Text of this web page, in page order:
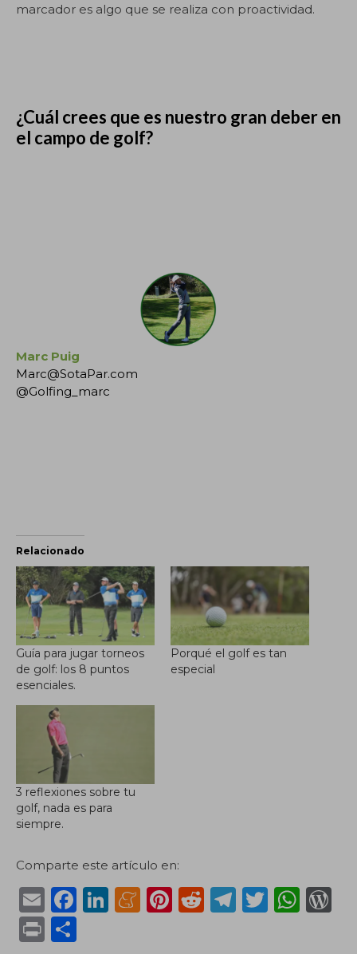
marcador es algo que se realiza con proactividad.
¿Cuál crees que es nuestro gran deber en
el campo de golf?
Marc Puig
Marc@SotaPar.com
@Golfing_marc
Relacionado
Guía para jugar torneos
de golf: los 8 puntos
esenciales.
Porqué el golf es tan
especial
3 reflexiones sobre tu
golf, nada es para
siempre.
Comparte este artículo en:
E
m
F
Li M Pi R
T
T
W
P